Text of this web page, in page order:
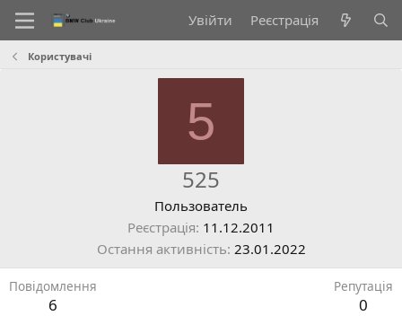
Увійти Реєстрація
Користувачі
5
525
Пользователь
Реєстрація 11.12.2011
Остання активність 23.01.2022
Повідомлення
6
Репутація
0